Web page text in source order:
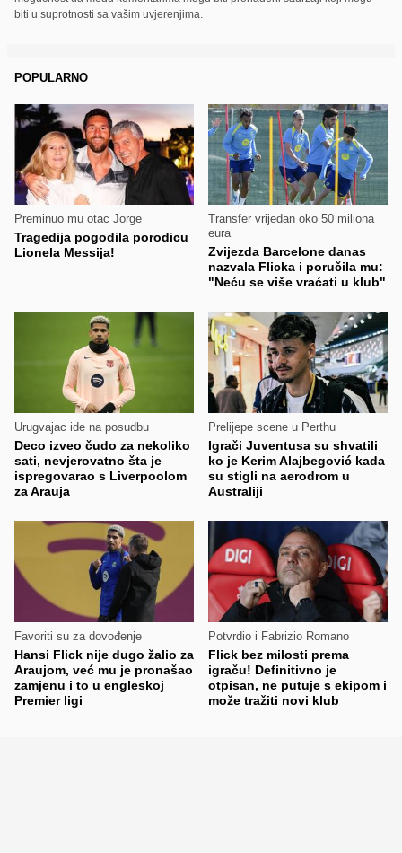
biti u suprotnosti sa vašim uvjerenjima.
POPULARNO
Preminuo mu otac Jorge
Tragedija pogodila porodicu
Lionela Messija!
Transfer vrijedan oko 50 miliona
eura
Zvijezda Barcelone danas
nazvala Flicka i poručila mu:
"Neću se više vraćati u klub"
Urugvajac ide na posudbu
Deco izveo čudo za nekoliko
sati, nevjerovatno šta je
ispregovarao s Liverpoolom
za Arauja
Prelijepe scene u Perthu
Igrači Juventusa su shvatili
ko je Kerim Alajbegović kada
su stigli na aerodrom u
Australiji
Favoriti su za dovođenje
Hansi Flick nije dugo žalio za
Araujom, već mu je pronašao
zamjenu i to u engleskoj
Premier ligi
Potvrdio i Fabrizio Romano
Flick bez milosti prema
igraču! Definitivno je
otpisan, ne putuje s ekipom i
može tražiti novi klub